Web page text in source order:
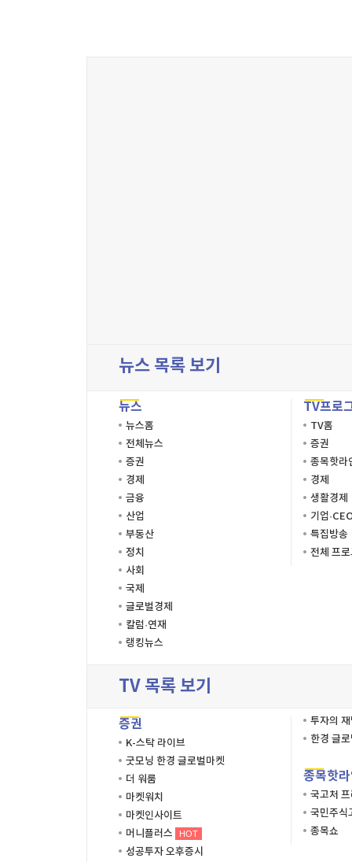
뉴스 목록 보기
뉴스
뉴스홈
전체뉴스
증권
경제
금융
산업
부동산
정치
사회
국제
글로벌경제
칼럼·연재
랭킹뉴스
TV프로
TV홈
증권
종목핫라
경제
생활경제
기업
특집방송
전체 프
TV 목록 보기
증권
K-스탁 라이브
굿모닝 한경 글로벌마켓
더 워룸
마켓워치
마켓인사이트
머니플러스
HOT
성공투자 오후증시
투자의
한경 글
종목핫
국고처
국민주식
종목쇼